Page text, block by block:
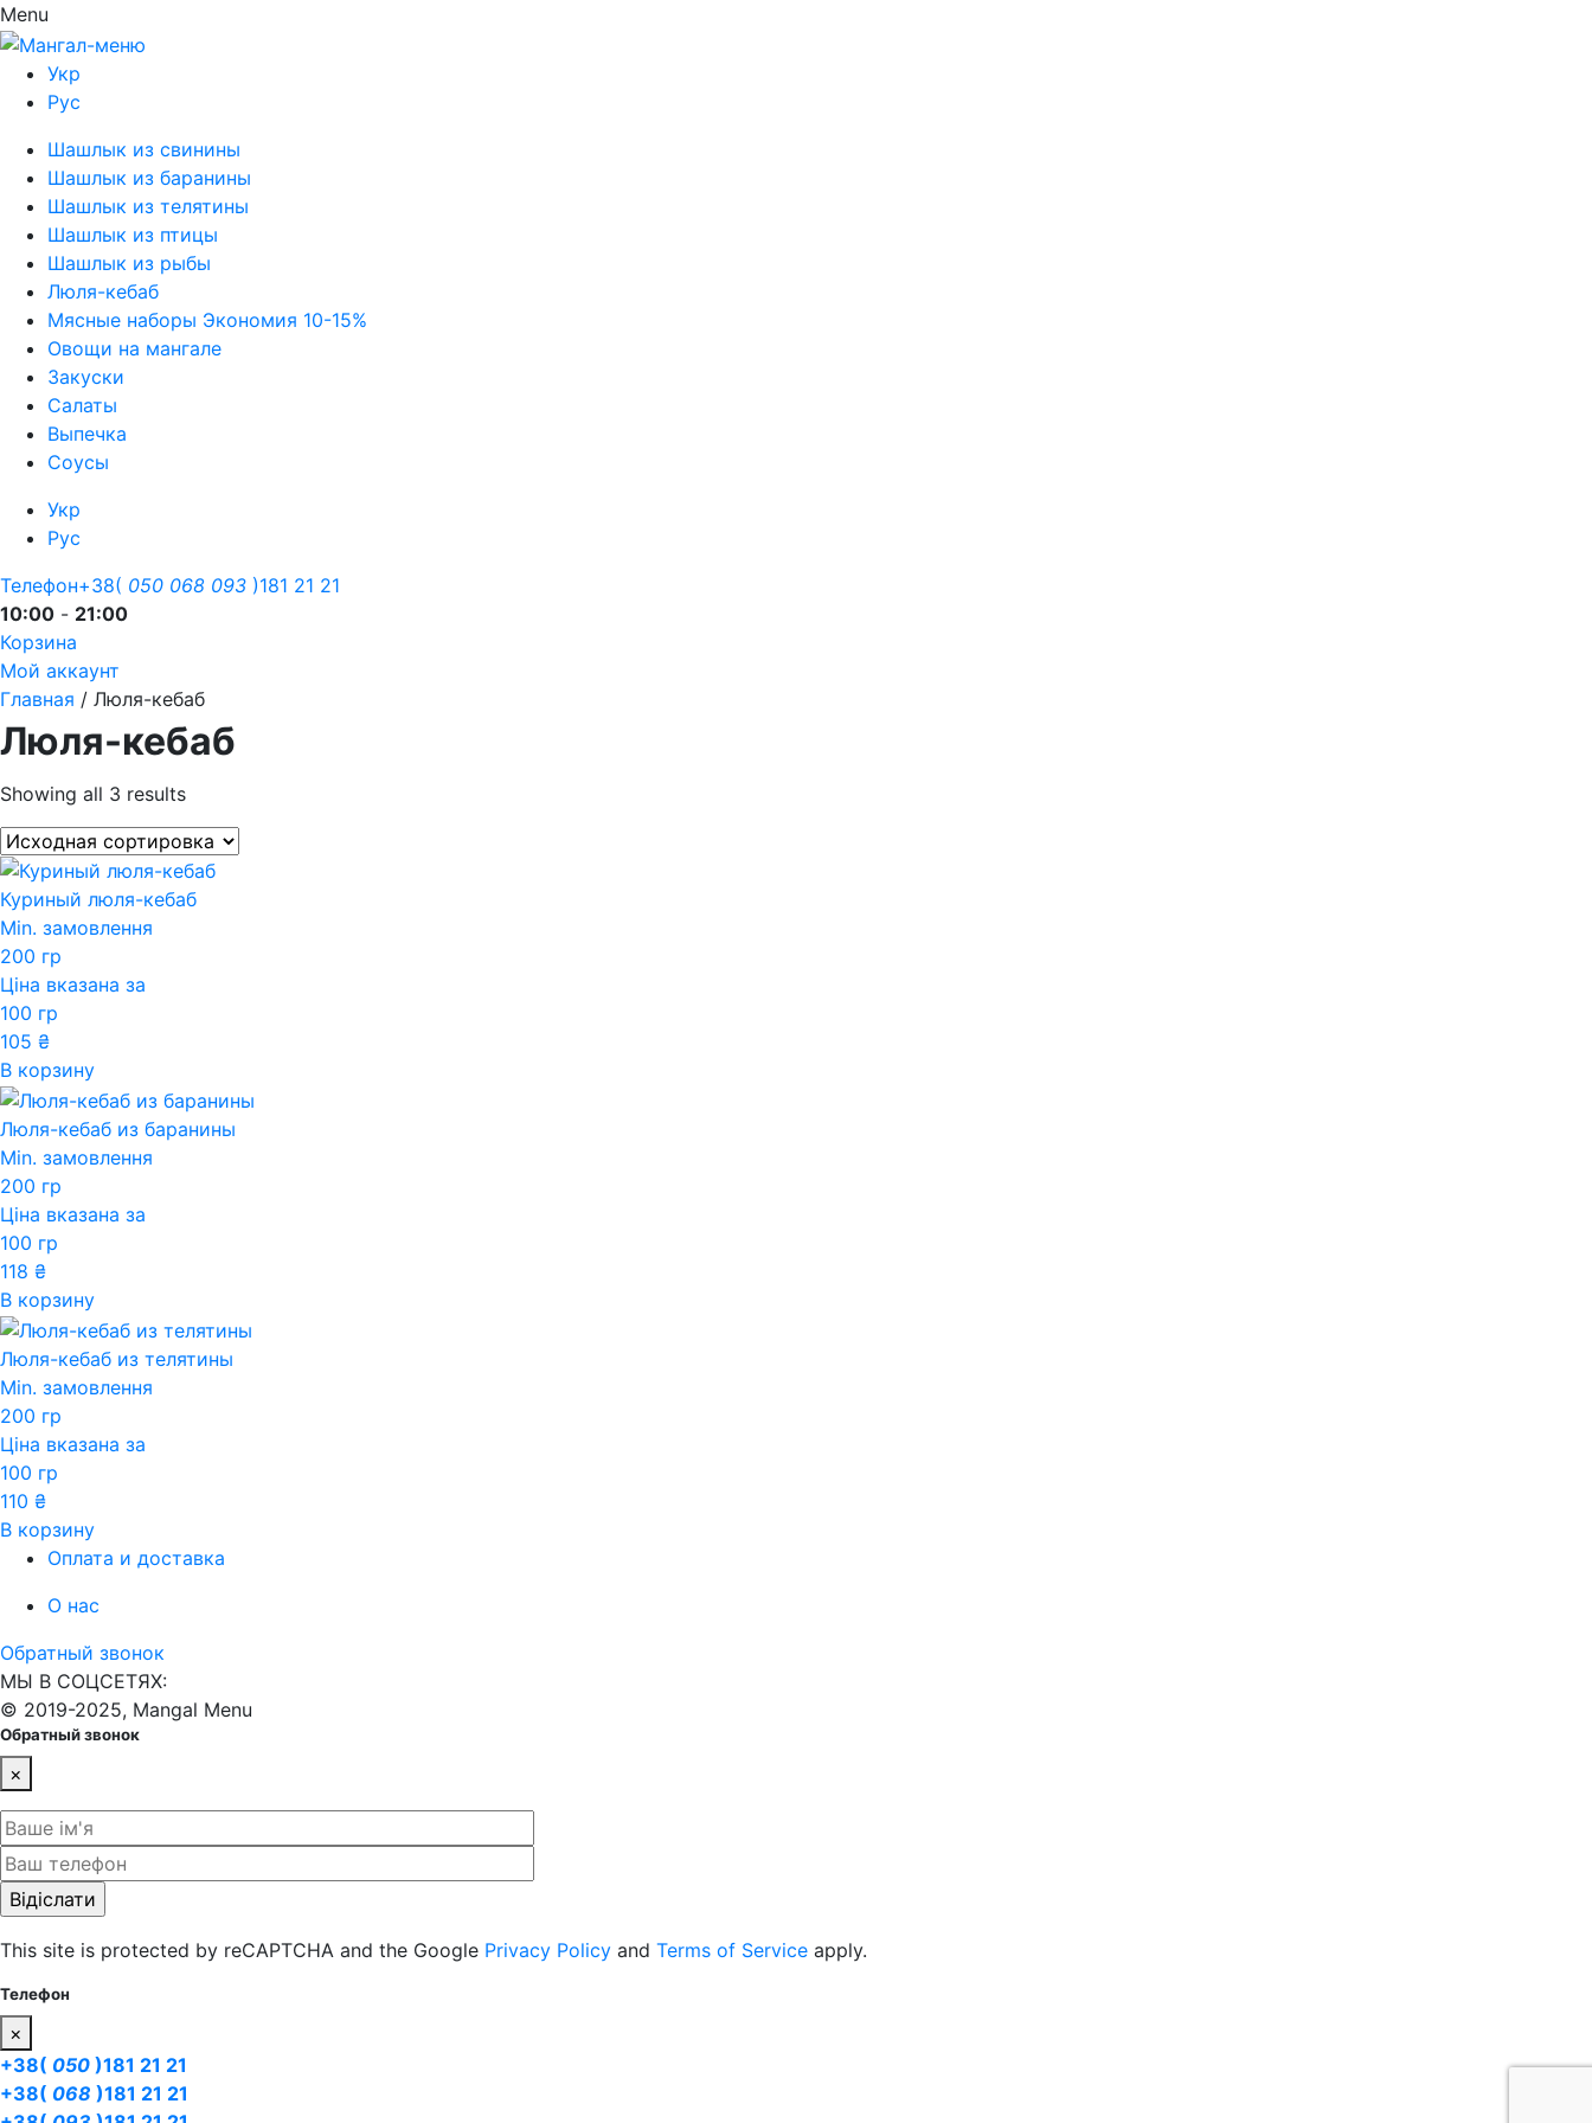
Menu
Укр
Рус
Шашлык из свинины
Шашлык из баранины
Шашлык из телятины
Шашлык из птицы
Шашлык из рыбы
Люля-кебаб
Мясные наборы Экономия 10-15%
Овощи на мангале
Закуски
Салаты
Выпечка
Соусы
Укр
Рус
Телефон+38( 050 068 093 )181 21 21
10:00 - 21:00
Корзина
Мой аккаунт
Главная / Люля-кебаб
Люля-кебаб
Showing all 3 results
Куриный люля-кебаб
Min. замовлення
200 гр
Ціна вказана за
100 гр
105 ₴
В корзину
Люля-кебаб из баранины
Min. замовлення
200 гр
Ціна вказана за
100 гр
118 ₴
В корзину
Люля-кебаб из телятины
Min. замовлення
200 гр
Ціна вказана за
100 гр
110 ₴
В корзину
Оплата и доставка
О нас
Обратный звонок
МЫ В СОЦСЕТЯХ:
© 2019-2025, Mangal Menu
Обратный звонок
×
This site is protected by reCAPTCHA and the Google Privacy Policy and Terms of Service apply.
Телефон
×
+38( 050 )181 21 21
+38( 068 )181 21 21